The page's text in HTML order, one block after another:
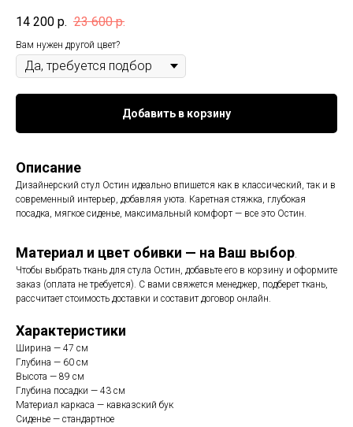
14 200 р. 23 600 р.
Вам нужен другой цвет?
Добавить в корзину
Описание
Дизайнерский стул Остин идеально впишется как в классический, так и в
современный интерьер, добавляя уюта. Каретная стяжка, глубокая
посадка, мягкое сиденье, максимальный комфорт — все это Остин.
Материал и цвет обивки — на Ваш выбор.
Чтобы выбрать ткань для стула Остин, добавьте его в корзину и оформите
заказ (оплата не требуется). С вами свяжется менеджер, подберет ткань,
рассчитает стоимость доставки и составит договор онлайн.
Характеристики
Ширина — 47 см
Глубина — 60 см
Высота — 89 см
Глубина посадки — 43 см
Материал каркаса — кавказский бук
Сиденье — стандартное